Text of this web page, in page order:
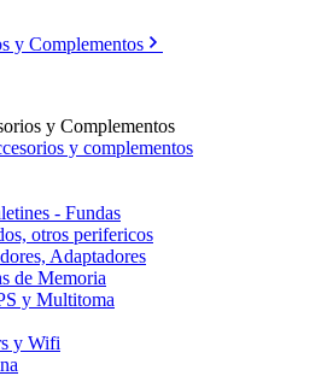
y Complementos
y Complementos
y complementos
- Fundas
otros perifericos
Adaptadores
de Memoria
y Multitoma
y Wifi